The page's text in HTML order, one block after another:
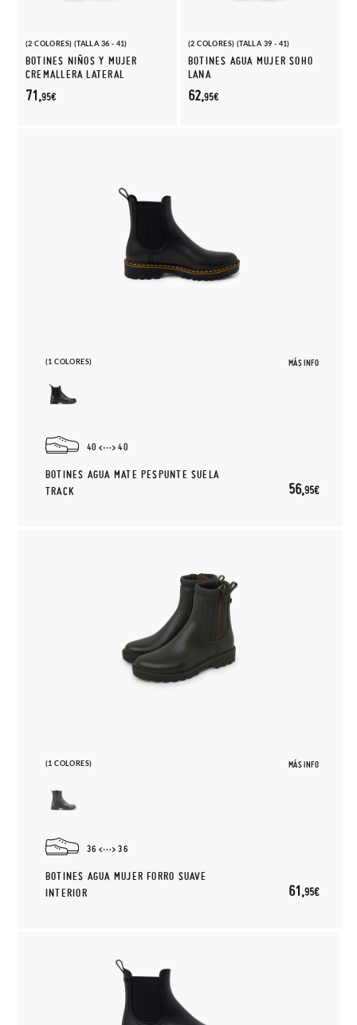
(2 COLORES) (TALLA 36 - 41)
BOTINES NIÑOS Y MUJER
CREMALLERA LATERAL
71,95€
(2 COLORES) (TALLA 39 - 41)
BOTINES AGUA MUJER SOHO
LANA
62,95€
(1 COLORES) MÁS INFO
40 40
BOTINES AGUA MATE PESPUNTE SUELA
TRACK
56,95€
(1 COLORES) MÁS INFO
36 36
BOTINES AGUA MUJER FORRO SUAVE
INTERIOR
61,95€